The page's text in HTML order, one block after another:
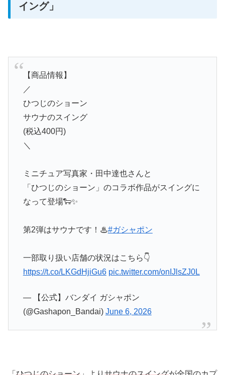
イング」
【商品情報】
／
ひつじのショーン
サウナのスイング
(税込400円)
＼
ミニチュア写真家・田中達也さんと
「ひつじのショーン」のコラボ作品がスイングに
なって登場🐑✨
第2弾はサウナです！♨#ガシャポン
一部取り扱い店舗の状況はこちら👇
https://t.co/LKGdHjiGu6 pic.twitter.com/onIJlsZJ0L
— 【公式】バンダイ ガシャポン
(@Gashapon_Bandai) June 6, 2026